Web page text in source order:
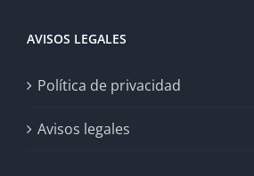
AVISOS LEGALES
Política de privacidad
Avisos legales